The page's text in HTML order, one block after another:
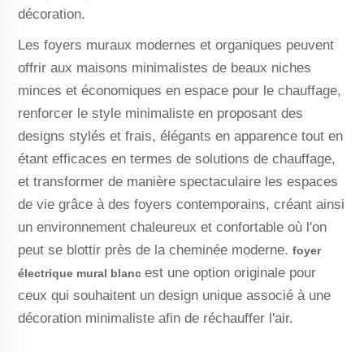
décoration.
Les foyers muraux modernes et organiques peuvent
offrir aux maisons minimalistes de beaux niches
minces et économiques en espace pour le chauffage,
renforcer le style minimaliste en proposant des
designs stylés et frais, élégants en apparence tout en
étant efficaces en termes de solutions de chauffage,
et transformer de manière spectaculaire les espaces
de vie grâce à des foyers contemporains, créant ainsi
un environnement chaleureux et confortable où l'on
peut se blottir près de la cheminée moderne. foyer
électrique mural blanc est une option originale pour
ceux qui souhaitent un design unique associé à une
décoration minimaliste afin de réchauffer l'air.